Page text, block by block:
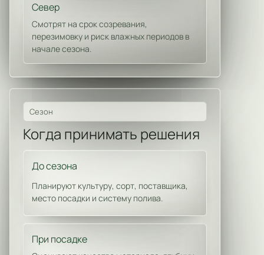
Север
Смотрят на срок созревания,
перезимовку и риск влажных периодов в
начале сезона.
Сезон
Когда принимать решения
До сезона
Планируют культуру, сорт, поставщика,
место посадки и систему полива.
При посадке